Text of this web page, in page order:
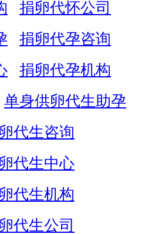
捐卵代怀公司
捐卵代孕咨询
捐卵代孕机构
单身供卵代生助孕
代生咨询
代生中心
代生机构
代生公司